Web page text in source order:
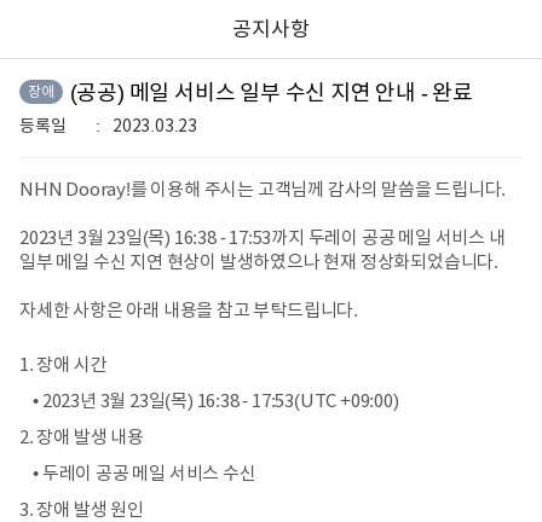
공지사항
장애 (공공) 메일 서비스 일부 수신 지연 안내 - 완료
등록일 2023.03.23
NHN Dooray!를 이용해 주시는 고객님께 감사의 말씀을 드립니다.
2023년 3월 23일(목) 16:38 - 17:53까지 두레이 공공 메일 서비스 내
일부 메일 수신 지연 현상이 발생하였으나 현재 정상화되었습니다.
자세한 사항은 아래 내용을 참고 부탁드립니다.
장애 시간
• 2023년 3월 23일(목) 16:38 - 17:53(UTC +09:00)
장애 발생 내용
• 두레이 공공 메일 서비스 수신
장애 발생 원인